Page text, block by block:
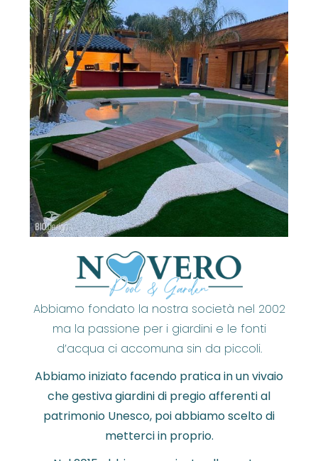
Abbiamo fondato la nostra società nel 2002
ma la passione per i giardini e le fonti
d’acqua ci accomuna sin da piccoli.
Abbiamo iniziato facendo pratica in un vivaio
che gestiva giardini di pregio afferenti al
patrimonio Unesco, poi abbiamo scelto di
metterci in proprio.